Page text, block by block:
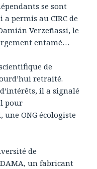
se sont
permis au CIRC de
Verzeñassi, le
entamé…
de
retraité.
il a signalé
pour
une ONG écologiste
de
un fabricant